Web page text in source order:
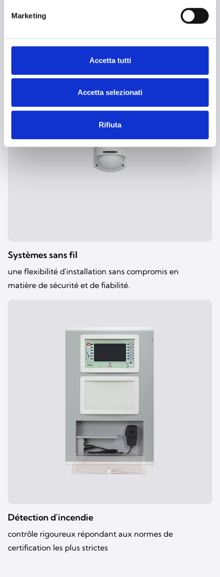
Marketing
Accetta tutti
Accetta selezionati
Rifiuta
Domotique et automatisation des bâtiments
confort, efficacité énergétique et gestion centralisée.
Systèmes sans fil
une flexibilité d'installation sans compromis en
matière de sécurité et de fiabilité.
Détection d'incendie
contrôle rigoureux répondant aux normes de
certification les plus strictes